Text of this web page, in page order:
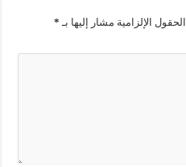
الحقول الإلزامية مشار إليها بـ *